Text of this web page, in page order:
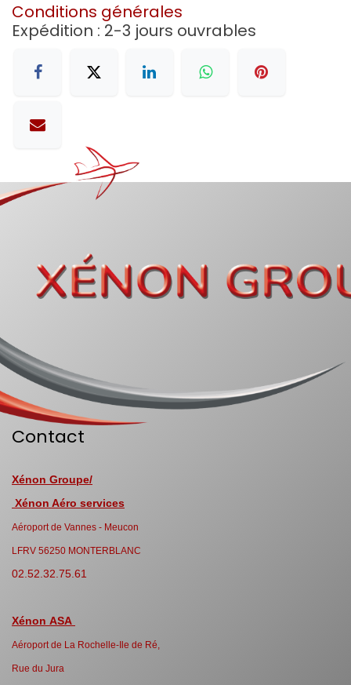
Conditions générales
Expédition : 2-3 jours ouvrables
Contact
Xénon Groupe/
Xénon Aéro services
Aéroport de Vannes - Meucon
LFRV 56250 MONTERBLANC
02.52.32.75.61
Xénon ASA
Aéroport de La Rochelle-Ile de Ré,
Rue du Jura